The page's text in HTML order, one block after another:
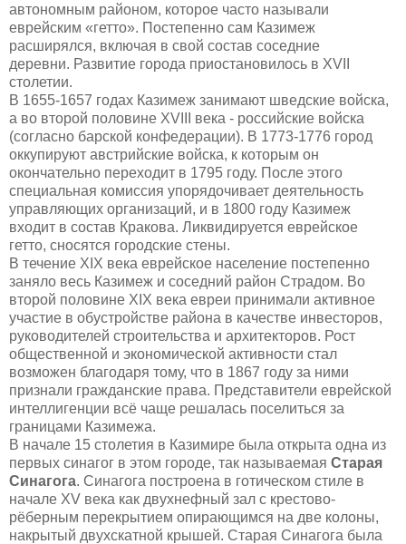
автономным районом, которое часто называли
еврейским «гетто». Постепенно сам Казимеж
расширялся, включая в свой состав соседние
деревни. Развитие города приостановилось в XVII
столетии.
В 1655-1657 годах Казимеж занимают шведские войска,
а во второй половине XVIII века - российские войска
(согласно барской конфедерации). В 1773-1776 город
оккупируют австрийские войска, к которым он
окончательно переходит в 1795 году. После этого
специальная комиссия упорядочивает деятельность
управляющих организаций, и в 1800 году Казимеж
входит в состав Кракова. Ликвидируется еврейское
гетто, сносятся городские стены.
В течение XIX века еврейское население постепенно
заняло весь Казимеж и соседний район Страдом. Во
второй половине XIX века евреи принимали активное
участие в обустройстве района в качестве инвесторов,
руководителей строительства и архитекторов. Рост
общественной и экономической активности стал
возможен благодаря тому, что в 1867 году за ними
признали гражданские права. Представители еврейской
интеллигенции всё чаще решалась поселиться за
границами Казимежа.
В начале 15 столетия в Казимире была открыта одна из
первых синагог в этом городе, так называемая Старая
Синагога. Синагога построена в готическом стиле в
начале XV века как двухнефный зал с крестово-
рёберным перекрытием опирающимся на две колоны,
накрытый двухскатной крышей. Старая Синагога была